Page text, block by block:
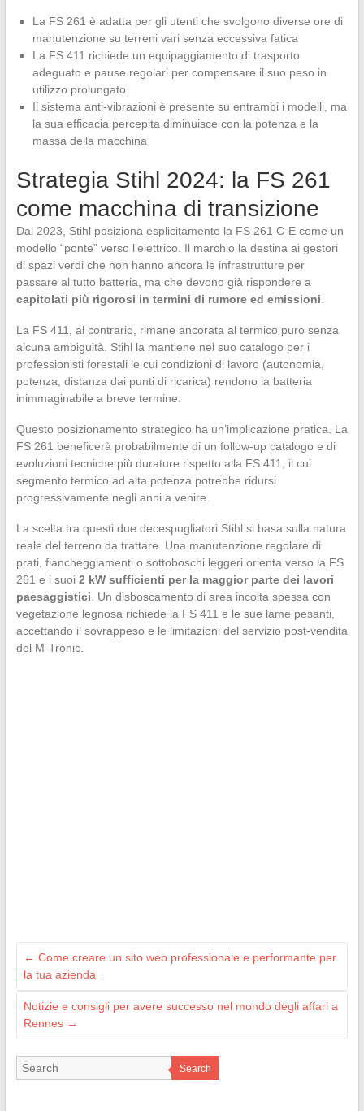
La FS 261 è adatta per gli utenti che svolgono diverse ore di
manutenzione su terreni vari senza eccessiva fatica
La FS 411 richiede un equipaggiamento di trasporto
adeguato e pause regolari per compensare il suo peso in
utilizzo prolungato
Il sistema anti-vibrazioni è presente su entrambi i modelli, ma
la sua efficacia percepita diminuisce con la potenza e la
massa della macchina
Strategia Stihl 2024: la FS 261
come macchina di transizione
Dal 2023, Stihl posiziona esplicitamente la FS 261 C-E come un
modello “ponte” verso l’elettrico. Il marchio la destina ai gestori
di spazi verdi che non hanno ancora le infrastrutture per
passare al tutto batteria, ma che devono già rispondere a
capitolati più rigorosi in termini di rumore ed emissioni
La FS 411, al contrario, rimane ancorata al termico puro senza
alcuna ambiguità. Stihl la mantiene nel suo catalogo per i
professionisti forestali le cui condizioni di lavoro (autonomia,
potenza, distanza dai punti di ricarica) rendono la batteria
inimmaginabile a breve termine.
Questo posizionamento strategico ha un’implicazione pratica. La
FS 261 beneficerà probabilmente di un follow-up catalogo e di
evoluzioni tecniche più durature rispetto alla FS 411, il cui
segmento termico ad alta potenza potrebbe ridursi
progressivamente negli anni a venire.
La scelta tra questi due decespugliatori Stihl si basa sulla natura
reale del terreno da trattare. Una manutenzione regolare di
prati, fiancheggiamenti o sottoboschi leggeri orienta verso la FS
261 e i suoi 2 kW sufficienti per la maggior parte dei lavori
paesaggistici . Un disboscamento di area incolta spessa con
vegetazione legnosa richiede la FS 411 e le sue lame pesanti,
accettando il sovrappeso e le limitazioni del servizio post-vendita
del M-Tronic.
← Come creare un sito web professionale e performante per
la tua azienda
Notizie e consigli per avere successo nel mondo degli affari a
Rennes →
Search